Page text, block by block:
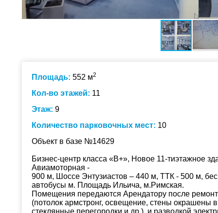
Площадь: 552 м2
Кол-во этажей: 11
Этаж: 9
Количество парковочных мест: 10
Объект в базе №14629
Бизнес-центр класса «В+», Новое 11-тиэтажное
Авиамоторная -
900 м, Шоссе Энтузиастов – 440 м, ТТК - 500 м,
автобусы м. Площадь Ильича, м.Римская.
Помещения передаются Арендатору после
(потолок армстронг, освещение, стены окрашены